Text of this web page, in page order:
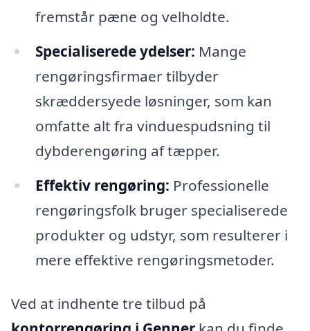
fremstår pæne og velholdte.
Specialiserede ydelser: Mange
rengøringsfirmaer tilbyder
skræddersyede løsninger, som kan
omfatte alt fra vinduespudsning til
dybderengøring af tæpper.
Effektiv rengøring: Professionelle
rengøringsfolk bruger specialiserede
produkter og udstyr, som resulterer i
mere effektive rengøringsmetoder.
Ved at indhente tre tilbud på